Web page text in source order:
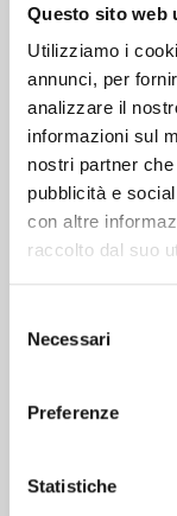
Questo sito web
Utilizziamo i
annunci, per
analizzare il
informazioni sul
nostri partner
pubblicità e
con altre
raccolto dal suo
delNecessari
Preferenze
Statistiche
Altri